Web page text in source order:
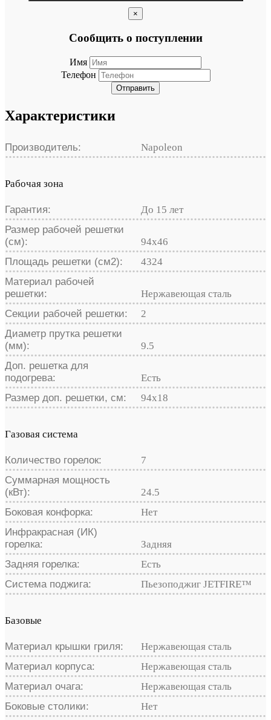
×
Сообщить о поступлении
Имя
Телефон
Отправить
Характеристики
Производитель: Napoleon
Рабочая зона
Гарантия:
До 15 лет
Размер рабочей решетки
(см):
94x46
Площадь решетки (см2):
4324
Материал рабочей
решетки:
Нержавеющая сталь
Секции рабочей решетки:
2
Диаметр прутка решетки
(мм):
9.5
Доп. решетка для
подогрева:
Есть
Размер доп. решетки, см:
94х18
Газовая система
Количество горелок:
7
Суммарная мощность
(кВт):
24.5
Боковая конфорка:
Нет
Инфракрасная (ИК)
горелка:
Задняя
Задняя горелка:
Есть
Система поджига:
Пьезоподжиг JETFIRE™
Базовые
Материал крышки гриля:
Нержавеющая сталь
Материал корпуса:
Нержавеющая сталь
Материал очага:
Нержавеющая сталь
Боковые столики:
Нет